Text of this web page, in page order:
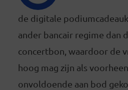
de digitale
ander bancair regime dan
concertbon, waardoor de
hoog mag zijn als
onvoldoende aan bod